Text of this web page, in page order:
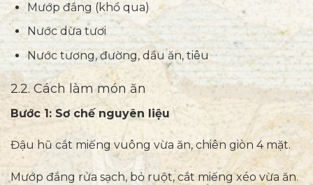
Mướp đắng (khổ qua)
Nước dừa tươi
Nước tương, đường, dầu ăn, tiêu
2.2. Cách làm món ăn
Bước 1: Sơ chế nguyên liệu
Đậu hũ cắt miếng vuông vừa ăn, chiên giòn 4 mặt.
Mướp đắng rửa sạch, bỏ ruột, cắt miếng xéo vừa ăn.